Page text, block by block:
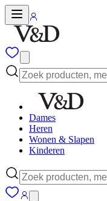
Dames
Heren
Wonen & Slapen
Kinderen